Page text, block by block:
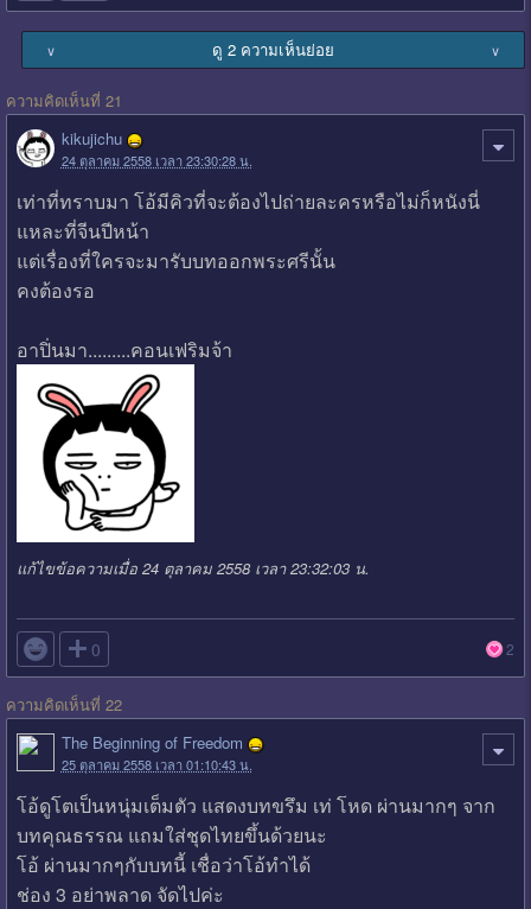
∨ ดู 2 ความเห็นย่อย ∨
ความคิดเห็นที่ 21
kikujichu
24 ตุลาคม 2558 เวลา 23:30:28 น.
เท่าที่ทราบมา โอ้มีคิวที่จะต้องไปถ่ายละครหรือไม่ก็หนังนี่
แหละที่จีนปีหน้า
แต่เรื่องที่ใครจะมารับบทออกพระศรีนั้น
คงต้องรอ
อาปิ่นมา.........คอนเฟริมจ้า
แก้ไขข้อความเมื่อ 24 ตุลาคม 2558 เวลา 23:32:03 น.
 0 2
ความคิดเห็นที่ 22
The Beginning of Freedom
25 ตุลาคม 2558 เวลา 01:10:43 น.
โอ้ดูโตเป็นหนุ่มเต็มตัว แสดงบทขรึม เท่ โหด ผ่านมากๆ จาก
บทคุณธรรณ แถมใส่ชุดไทยขึ้นด้วยนะ
โอ้ ผ่านมากๆกับบทนี้ เชื่อว่าโอ้ทำได้
ช่อง 3 อย่าพลาด จัดไปค่ะ